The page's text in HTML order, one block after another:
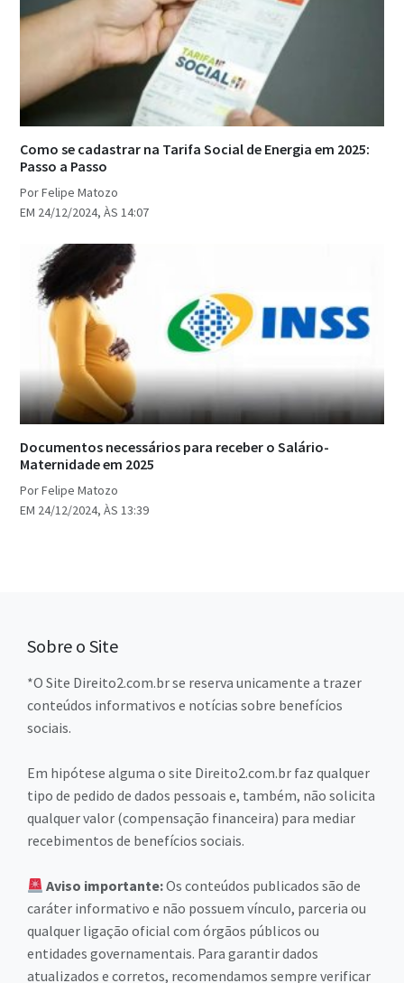
Como se cadastrar na Tarifa Social de Energia em 2025:
Passo a Passo
Por Felipe Matozo
EM 24/12/2024, ÀS 14:07
Documentos necessários para receber o Salário-
Maternidade em 2025
Por Felipe Matozo
EM 24/12/2024, ÀS 13:39
Sobre o Site
*O Site Direito2.com.br se reserva unicamente a trazer
conteúdos informativos e notícias sobre benefícios
sociais.
Em hipótese alguma o site Direito2.com.br faz qualquer
tipo de pedido de dados pessoais e, também, não solicita
qualquer valor (compensação financeira) para mediar
recebimentos de benefícios sociais.
Aviso importante:Os conteúdos publicados são de
caráter informativo e não possuem vínculo, parceria ou
qualquer ligação oficial com órgãos públicos ou
entidades governamentais. Para garantir dados
atualizados e corretos, recomendamos sempre verificar